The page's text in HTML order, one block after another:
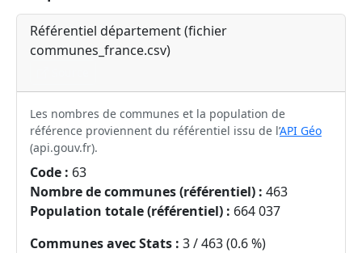
Référentiel département (fichier
communes_france.csv)
Les nombres de communes et la population de
référence proviennent du référentiel issu de l’API Géo
(api.gouv.fr).
Code : 63
Nombre de communes (référentiel) : 463
Population totale (référentiel) : 664 037
Communes avec Stats : 3 / 463 (0.6 %)